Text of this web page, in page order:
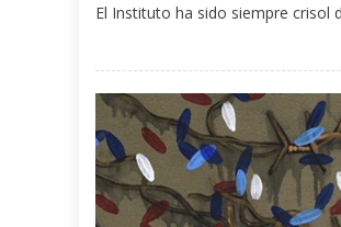
El Instituto ha sido siempre crisol